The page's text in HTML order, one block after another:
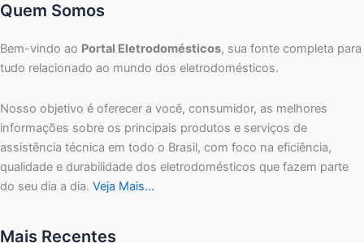
Quem Somos
Bem-vindo ao Portal Eletrodomésticos, sua fonte completa para
tudo relacionado ao mundo dos eletrodomésticos.
Nosso objetivo é oferecer a você, consumidor, as melhores
informações sobre os principais produtos e serviços de
assistência técnica em todo o Brasil, com foco na eficiência,
qualidade e durabilidade dos eletrodomésticos que fazem parte
do seu dia a dia. Veja Mais…
Mais Recentes